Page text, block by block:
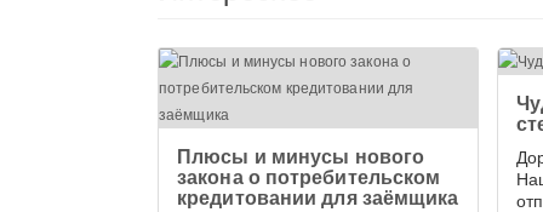
Плюсы и минусы нового
закона о потребительском
кредитовании для заёмщика